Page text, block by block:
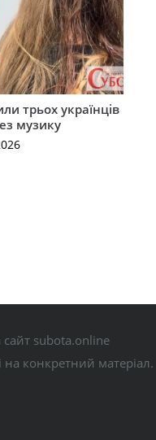
трьох українців
музику
subota.online
конкретний матеріал.